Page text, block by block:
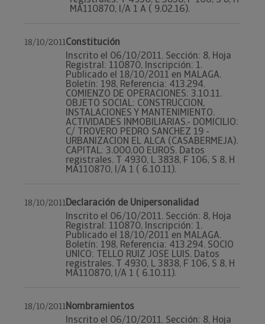
MA110870, I/A 1 A ( 9.02.16).
18/10/2011Constitución
Inscrito el 06/10/2011. Sección: 8, Hoja
Registral: 110870, Inscripción: 1.
Publicado el 18/10/2011 en MALAGA.
Boletín: 198, Referencia: 413.294.
COMIENZO DE OPERACIONES: 3.10.11.
OBJETO SOCIAL: CONSTRUCCION,
INSTALACIONES Y MANTENIMIENTO.
ACTIVIDADES INMOBILIARIAS.- DOMICILIO:
C/ TROVERO PEDRO SANCHEZ 19 -
URBANIZACION EL ALCA (CASABERMEJA).
CAPITAL: 3.000,00 EUROS. Datos
registrales. T 4930, L 3838, F 106, S 8, H
MA110870, I/A 1 ( 6.10.11).
18/10/2011Declaración de Unipersonalidad
Inscrito el 06/10/2011. Sección: 8, Hoja
Registral: 110870, Inscripción: 1.
Publicado el 18/10/2011 en MALAGA.
Boletín: 198, Referencia: 413.294. SOCIO
UNICO: TELLO RUIZ JOSE LUIS. Datos
registrales. T 4930, L 3838, F 106, S 8, H
MA110870, I/A 1 ( 6.10.11).
18/10/2011Nombramientos
Inscrito el 06/10/2011. Sección: 8, Hoja